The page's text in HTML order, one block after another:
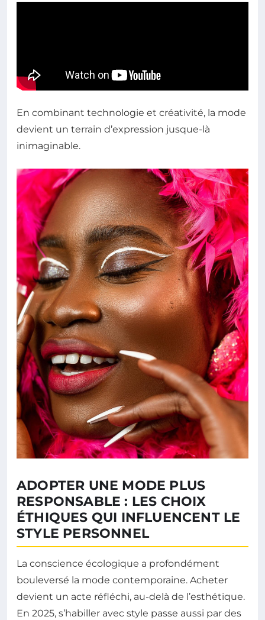
En combinant technologie et créativité, la mode
devient un terrain d’expression jusque-là
inimaginable.
ADOPTER UNE MODE PLUS
RESPONSABLE : LES CHOIX
ÉTHIQUES QUI INFLUENCENT LE
STYLE PERSONNEL
La conscience écologique a profondément
bouleversé la mode contemporaine. Acheter
devient un acte réfléchi, au-delà de l’esthétique.
En 2025, s’habiller avec style passe aussi par des